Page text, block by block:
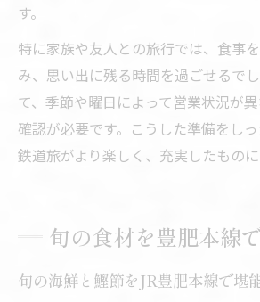
す。
特に家族や友人との旅行では、食事
み、思い出に残る時間を過ごせるで
て、季節や曜日によって営業状況が
確認が必要です。こうした準備をしっ
鉄道旅がより楽しく、充実したものに
旬の食材を豊肥本線
旬の海鮮と鰹節をJR豊肥本線で堪